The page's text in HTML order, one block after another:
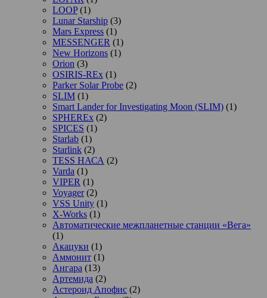
LOOP(1)
Lunar Starship (3)
Mars Express (1)
MESSENGER (1)
New Horizons (1)
Orion (3)
OSIRIS-REx (1)
Parker Solar Probe (2)
SLIM (1)
Smart Lander for Investigating Moon (SLIM) (1)
SPHEREx (2)
SPICES (1)
Starlab (1)
Starlink (2)
TESS НАСА (2)
Varda (1)
VIPER (1)
Voyager(2)
VSS Unity (1)
X-Works (1)
Автоматические межпланетные станции «Вега»
(1)
Акацуки (1)
Аммонит (1)
Ангара (13)
Артемида (2)
Астероид Апофис (2)